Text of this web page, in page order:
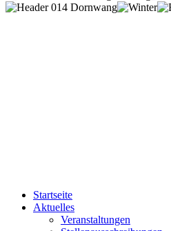
Startseite
Aktuelles
Veranstaltungen